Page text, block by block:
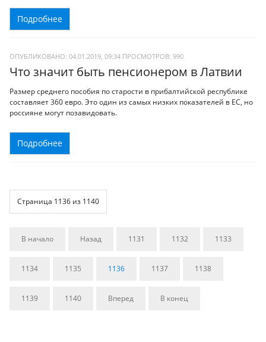
Подробнее
ОПУБЛИКОВАНО: 04.01.2019, 09:34 ПРОСМОТРОВ: 990
Что значит быть пенсионером в Латвии
Размер среднего пособия по старости в прибалтийской республике
составляет 360 евро. Это один из самых низких показателей в ЕС, но
россияне могут позавидовать.
Подробнее
Страница 1136 из 1140
В начало Назад 1131 1132 1133
1134 1135 1136 1137 1138
1139 1140 Вперед В конец